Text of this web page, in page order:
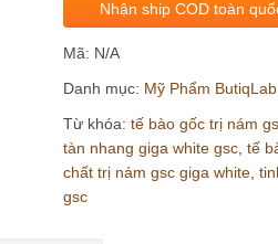
Nhận ship COD toàn
Mã: N/A
Danh mục: Mỹ Phẩm ButiqLab
Từ khóa: tế bào gốc trị nám
tàn nhang giga white gsc tế
chất trị nám gsc giga white
gsc